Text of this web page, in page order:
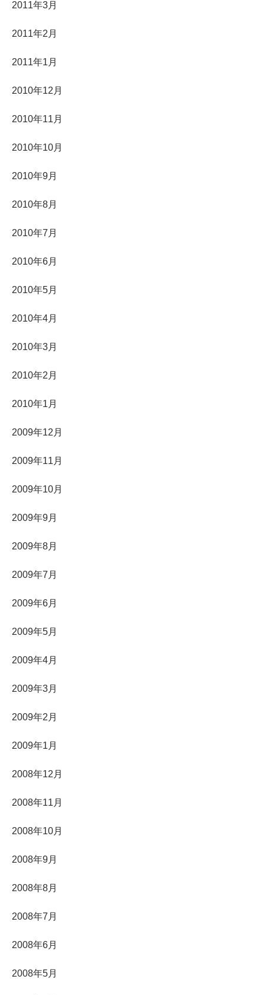
2011年3月
2011年2月
2011年1月
2010年12月
2010年11月
2010年10月
2010年9月
2010年8月
2010年7月
2010年6月
2010年5月
2010年4月
2010年3月
2010年2月
2010年1月
2009年12月
2009年11月
2009年10月
2009年9月
2009年8月
2009年7月
2009年6月
2009年5月
2009年4月
2009年3月
2009年2月
2009年1月
2008年12月
2008年11月
2008年10月
2008年9月
2008年8月
2008年7月
2008年6月
2008年5月